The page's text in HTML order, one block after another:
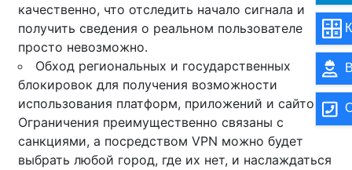
качественно, что отследить начало сигнала и
получить сведения о реальном пользователе
просто невозможно.
Обход региональных и государственных
блокировок для получения возможности
использования платформ, приложений и сайтов.
Ограничения преимущественно связаны с
санкциями, а посредством VPN можно будет
выбрать любой город, где их нет, и наслаждаться